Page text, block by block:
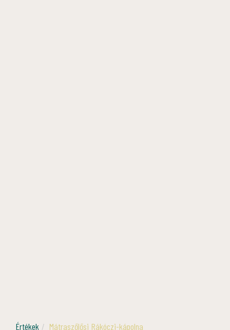
Értékek Mátraszőlősi Rákóczi-kápolna